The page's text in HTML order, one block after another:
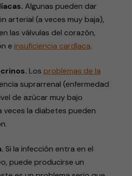
Algunas pueden dar
arterial (a veces muy baja),
las válvulas del corazón,
e insuficiencia cardíaca.
Los problemas de la
suprarrenal (enfermedad
de azúcar muy bajo
veces la diabetes pueden
Si la infección entra en el
puede producirse un